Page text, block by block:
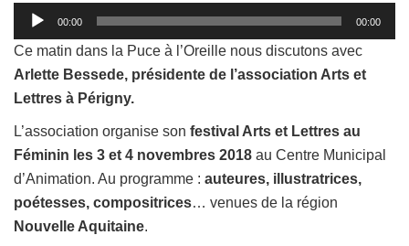
Lecteur
audio
00:00 00:00
Ce matin dans la Puce à l’Oreille nous discutons avec
Arlette Bessede, présidente de l’association Arts et
Lettres à Périgny.
L’association organise son festival Arts et Lettres au
Féminin les 3 et 4 novembres 2018 au Centre Municipal
d’Animation. Au programme : auteures, illustratrices,
poétesses, compositrices… venues de la région
Nouvelle Aquitaine.